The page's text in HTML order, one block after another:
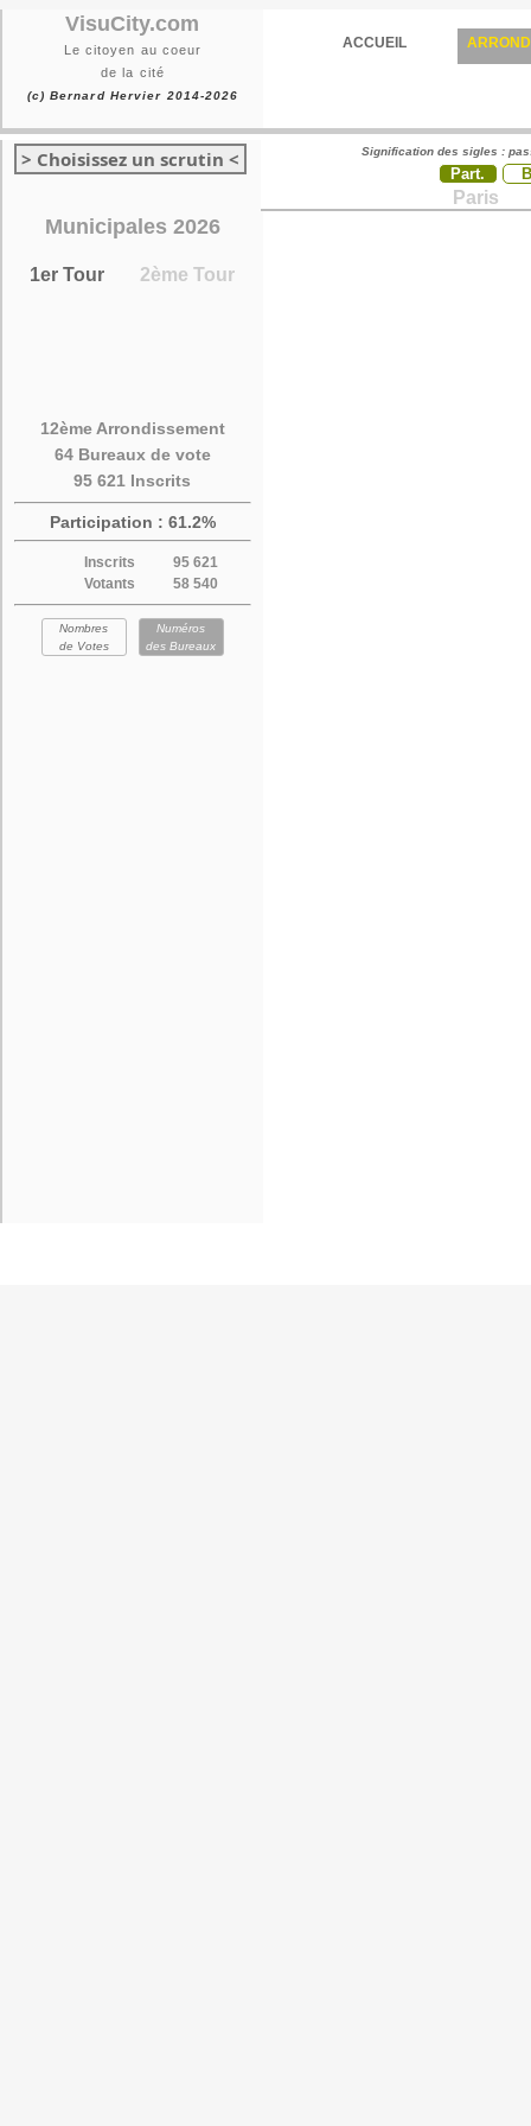
VisuCity.com
Le citoyen au coeur
de la cité
(c) Bernard Hervier 2014-2026
ACCUEIL
> Choisissez un scrutin <
Municipales 2026
1er Tour 2ème Tour
12ème Arrondissement
64 Bureaux de vote
95 621 Inscrits
Participation : 61.2%
Inscrits
95 621
Votants
58 540
Nombres
de Votes
Numéros
des Bureaux
Signification des sigles :
Part.
Paris